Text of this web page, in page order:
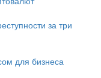
за три
для бизнеса